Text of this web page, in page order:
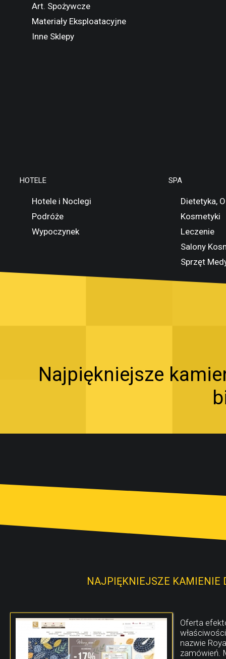
Art. Spożywcze
Materiały Eksploatacyjne
Inne Sklepy
HOTELE
Hotele i Noclegi
Podróże
Wypoczynek
SPA
Dietetyka,
Kosmetyki
Leczenie
Salony
Sprzęt
Najpiękniejsze
NAJPIĘKNIEJSZE KAMIENIE
Oferta
nazwie
zamówień.